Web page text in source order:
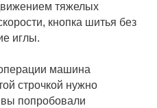
тяжелых
кнопка шитья без
иглы.
машина
строчкой нужно
попробовали